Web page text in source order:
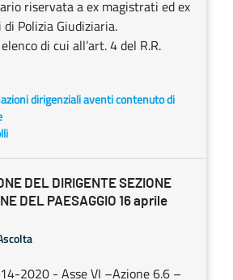
riservata a ex magistrati ed ex
Polizia Giudiziaria.
di cui all’art. 4 del R.R.
dirigenziali aventi contenuto di
DEL DIRIGENTE SEZIONE
DEL PAESAGGIO 16 aprile
2020 - Asse VI –Azione 6.6 –